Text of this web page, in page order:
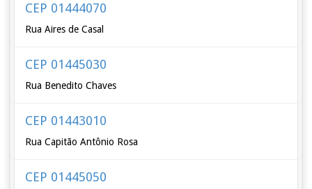
CEP 01444070
Rua Aires de Casal
CEP 01445030
Rua Benedito Chaves
CEP 01443010
Rua Capitão Antônio Rosa
CEP 01445050